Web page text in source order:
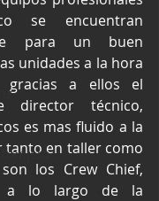
se encuentran
para un buen
unidades a la hora
gracias a ellos el
director técnico,
es mas fluido a la
tanto en taller como
los Crew Chief,
a lo largo de la